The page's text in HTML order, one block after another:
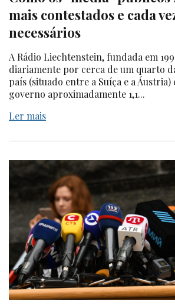
mais contestados e cada
necessários
A Rádio Liechtenstein, fundada em
diariamente por cerca de um quarto
país (situado entre a Suíça e a Áustria)
governo aproximadamente 1,1...
Ler mais